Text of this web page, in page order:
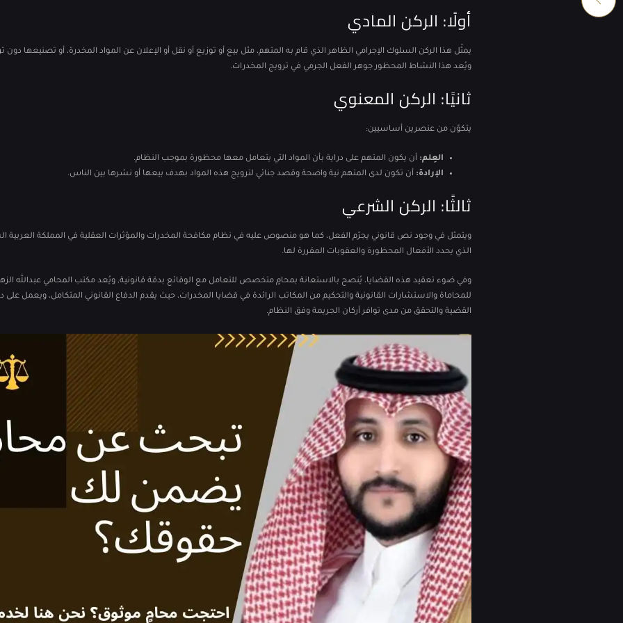
أولًا: الركن المادي
يمثّل هذا الركن السلوك الإجرامي الظاهر الذي قام به المتهم، مثل بيع أو توزيع أو نقل أو الإعلان عن المواد المخدرة، أو تصنيعها
ويُعد هذا النشاط المحظور جوهر الفعل الجرمي في ترويج المخدرات.
ثانيًا: الركن المعنوي
يتكوّن من عنصرين أساسيين:
العِلم: أن يكون المتهم على دراية بأن المواد التي يتعامل معها محظورة بموجب النظام.
الإرادة: أن تكون لدى المتهم نية واضحة وقصد جنائي لترويج هذه المواد بهدف بيعها أو نشرها بين الناس.
ثالثًا: الركن الشرعي
ويتمثل في وجود نص قانوني يجرّم الفعل، كما هو منصوص عليه في نظام مكافحة المخدرات والمؤثرات العقلية في المملكة العربية
الذي يحدد الأفعال المحظورة والعقوبات المقررة لها.
وفي ضوء تعقيد هذه القضايا، يُنصح بالاستعانة بمحامٍ متخصص للتعامل مع الوقائع بدقة قانونية, ويُعد مكتب المحامي عبدالله
للمحاماة والاستشارات القانونية والتحكيم من المكاتب الرائدة في قضايا المخدرات، حيث يقدم الدفاع القانوني المتكامل، ويعمل على
القضية والتحقق من مدى توافر أركان الجريمة وفق النظام.